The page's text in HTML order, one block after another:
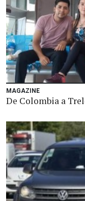
MAGAZINE
De Colombia a